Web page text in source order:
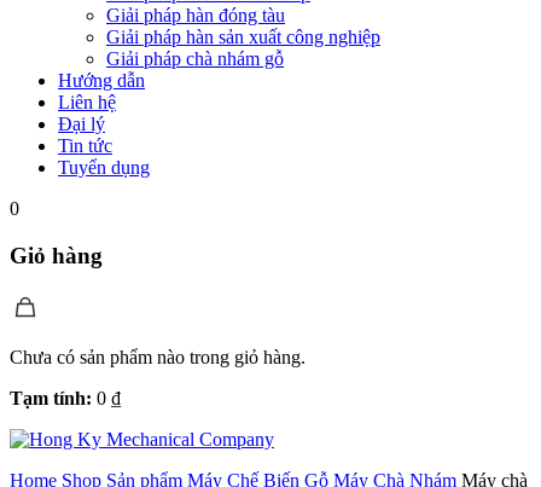
Giải pháp hàn đóng tàu
Giải pháp hàn sản xuất công nghiệp
Giải pháp chà nhám gỗ
Hướng dẫn
Liên hệ
Đại lý
Tin tức
Tuyển dụng
0
Giỏ hàng
Chưa có sản phẩm nào trong giỏ hàng.
Tạm tính: 0 ₫
Home Shop Sản phẩm Máy Chế Biến Gỗ Máy Chà Nhám Máy chà